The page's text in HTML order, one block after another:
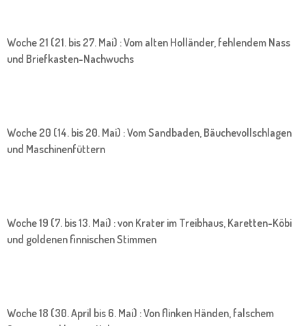
Woche 21 (21. bis 27. Mai) : Vom alten Holländer, fehlendem Nass
und Briefkasten-Nachwuchs
Woche 20 (14. bis 20. Mai) : Vom Sandbaden, Bäuchevollschlagen
und Maschinenfüttern
Woche 19 (7. bis 13. Mai) : von Krater im Treibhaus, Karetten-Köbi
und goldenen finnischen Stimmen
Woche 18 (30. April bis 6. Mai) : Von flinken Händen, falschem